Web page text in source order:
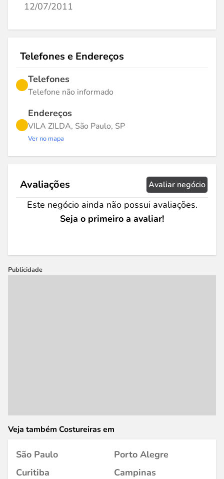
12/07/2011
Telefones e Endereços
Telefones
Telefone não informado
Endereços
VILA ZILDA, São Paulo, SP
Ver no mapa
Avaliações Avaliar negócio
Este negócio ainda não possui avaliações.
Seja o primeiro a avaliar!
Publicidade
Veja também Costureiras em
São Paulo
Porto Alegre
Curitiba
Campinas